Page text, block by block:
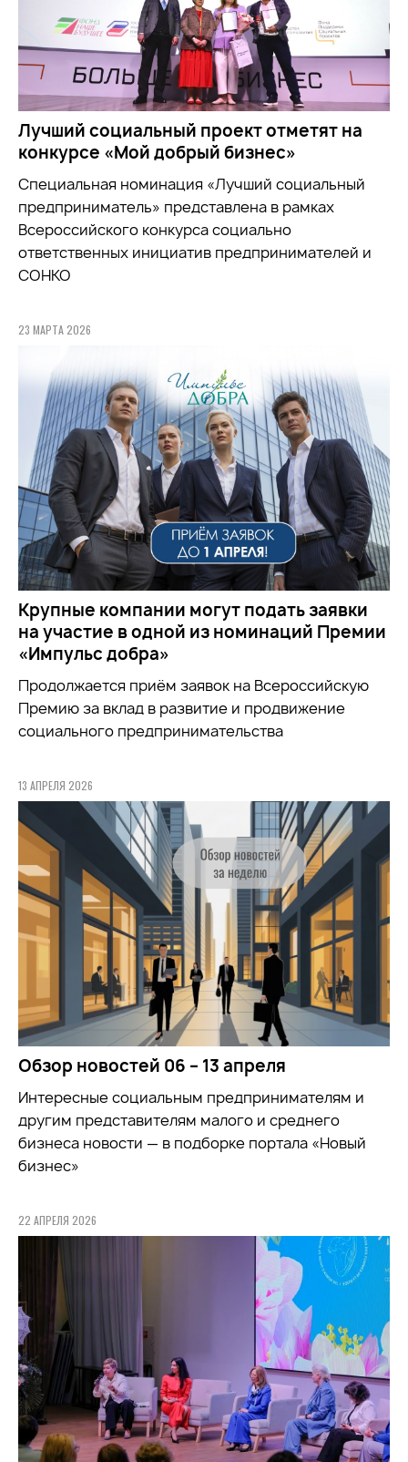
Лучший социальный проект отметят на
конкурсе «Мой добрый бизнес»
Специальная номинация «Лучший социальный
предприниматель» представлена в рамках
Всероссийского конкурса социально
ответственных инициатив предпринимателей и
СОНКО
23 МАРТА 2026
Крупные компании могут подать заявки
на участие в одной из номинаций Премии
«Импульс добра»
Продолжается приём заявок на Всероссийскую
Премию за вклад в развитие и продвижение
социального предпринимательства
13 АПРЕЛЯ 2026
Обзор новостей 06 – 13 апреля
Интересные социальным предпринимателям и
другим представителям малого и среднего
бизнеса новости — в подборке портала «Новый
бизнес»
22 АПРЕЛЯ 2026